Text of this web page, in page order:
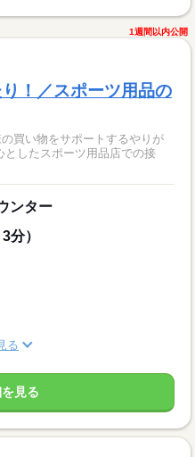
1週間以内公開
！／スポーツ用品の
買い物をサポートするやりが
としたスポーツ用品店での接
ンター
分）
る
見る